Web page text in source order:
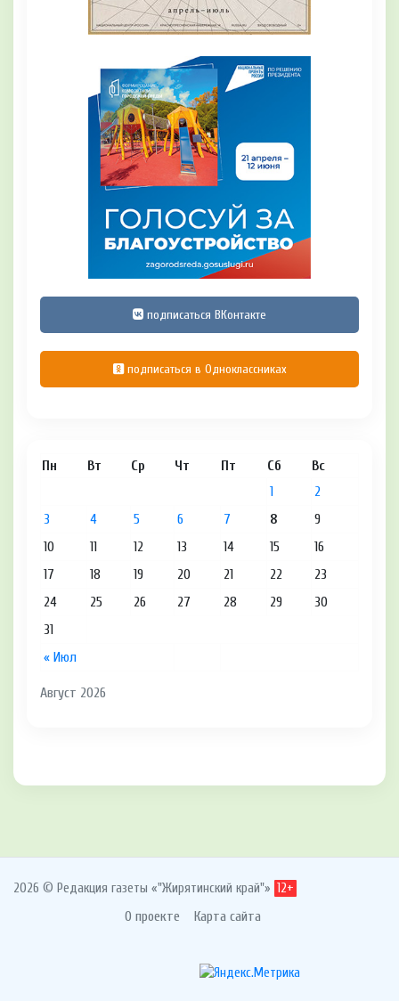
подписаться ВКонтакте
подписаться в Одноклассниках
Август 2026
Пн Вт Ср Чт Пт Сб Вс
« Июл
1
2
3
4 5 6 7 8
9
10
11 12 13 14 15
16
17
18 19 20 21 22
23
24
25 26 27 28 29
30
31
2026 © Редакция газеты «"Жирятинский край"» 12+
О проекте Карта сайта